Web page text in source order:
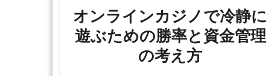
オンラインカジノで冷静に
遊ぶための勝率と資金管理
の考え方